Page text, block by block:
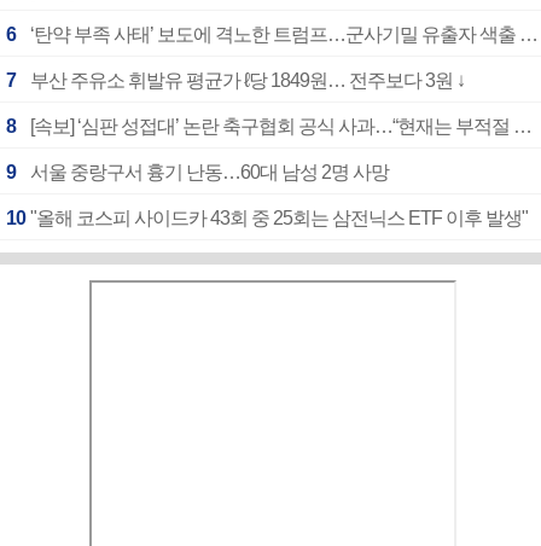
6 ‘탄약 부족 사태’ 보도에 격노한 트럼프…군사기밀 유출자 색출 지시
7 부산 주유소 휘발유 평균가 ℓ당 1849원… 전주보다 3원 ↓
8 [속보] ‘심판 성접대’ 논란 축구협회 공식 사과…“현재는 부적절 행위 없어”
9 서울 중랑구서 흉기 난동…60대 남성 2명 사망
10 "올해 코스피 사이드카 43회 중 25회는 삼전닉스 ETF 이후 발생"